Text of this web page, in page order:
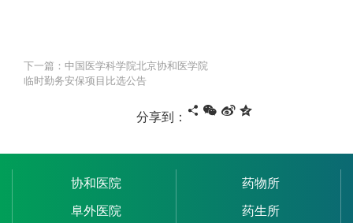
下一篇：中国医学科学院北京协和医学院
临时勤务安保项目比选公告
分享到：
协和医院
阜外医院
药物所
药生所